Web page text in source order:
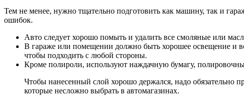
Тем не менее, нужно тщательно подготовить как машину, так и
ошибок.
Авто следует хорошо помыть и удалить все смоляные или
В гараже или помещении должно быть хорошее освещение и
чтобы подходить с любой стороны.
Кроме полироли, используют наждачную бумагу,
Чтобы нанесенный слой хорошо держался, надо обязательно
которые несложно выбрать в автомагазинах.